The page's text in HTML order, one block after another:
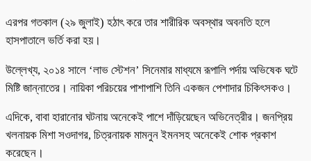
এরপর গতকাল (২৯ জুলাই) হঠাৎ করে তার শারীরিক অবস্থার অবনতি হলে
হাসপাতালে ভর্তি করা হয়।
উল্লেখ্য, ২০১৪ সালে ‘লাভ স্টেশন’ সিনেমার মাধ্যমে রূপালি পর্দায় অভিষেক ঘটে
মিষ্টি জান্নাতের। নায়িকা পরিচয়ের পাশাপাশি তিনি একজন পেশাদার চিকিৎসকও।
এদিকে, বাবা হারানোর ঘটনায় অনেকেই পাশে দাঁড়িয়েছেন অভিনেত্রীর। জনপ্রিয়
খলনায়ক মিশা সওদাগর, চিত্রনায়ক মামনুন ইমনসহ অনেকেই শোক প্রকাশ
করেছেন।